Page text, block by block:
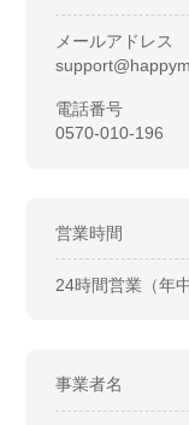
メールアドレス
電話番号
0570-010-196
営業時間
24時間営業（年
事業者名